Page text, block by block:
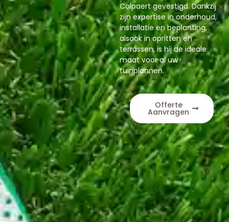
Colpaert gevestigd. Dankzij
zijn expertise in onderhoud,
installatie en beplanting,
alsook in opritten en
terrassen, is hij de ideale
maat voor al uw
tuinplannen.
Offerte
Aanvragen